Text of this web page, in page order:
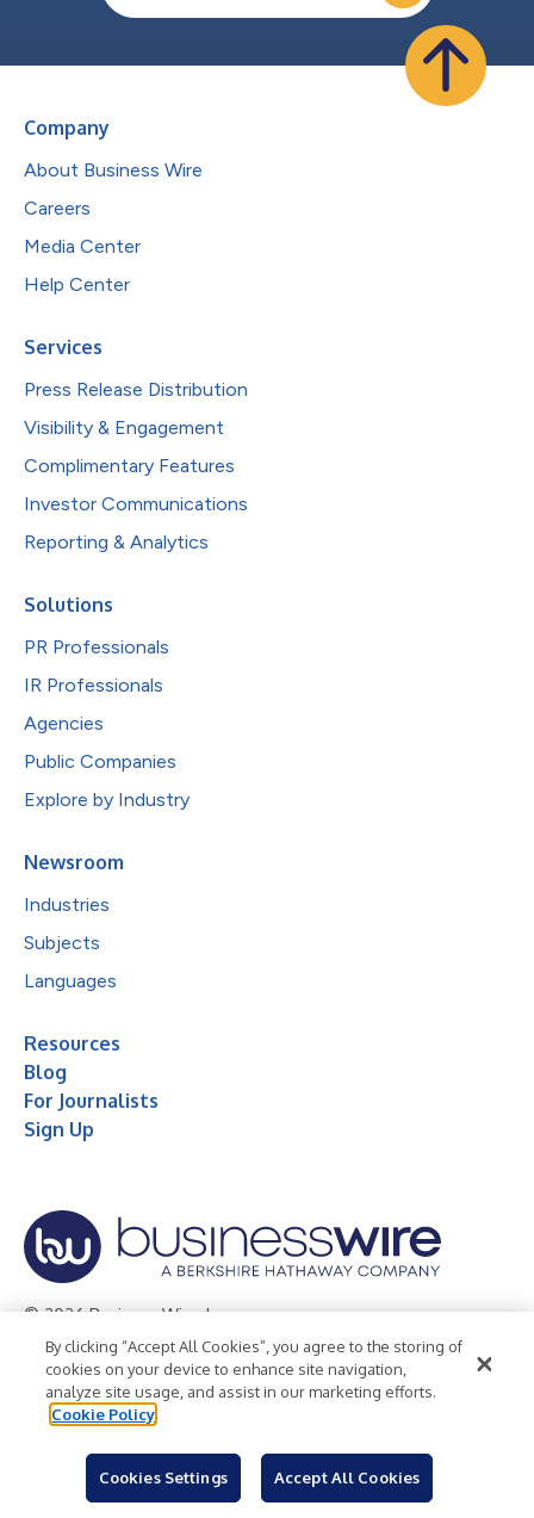
Company
About Business Wire
Careers
Media Center
Help Center
Services
Press Release Distribution
Visibility & Engagement
Complimentary Features
Investor Communications
Reporting & Analytics
Solutions
PR Professionals
IR Professionals
Agencies
Public Companies
Explore by Industry
Newsroom
Industries
Subjects
Languages
Resources
Blog
For Journalists
Sign Up
© 2026 Business Wire, Inc.
Privacy Policy Cookie Policy
Accessibility Statement
Terms of Use
Legal
By clicking “Accept All Cookies”, you agree to the storing of
cookies on your device to enhance site navigation,
analyze site usage, and assist in our marketing efforts.
Cookie Policy
Cookies Settings Accept All Cookies